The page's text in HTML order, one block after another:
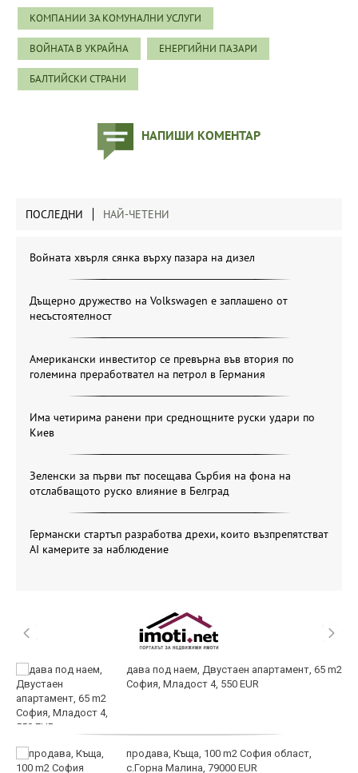
КОМПАНИИ ЗА КОМУНАЛНИ УСЛУГИ
ВОЙНАТА В УКРАЙНА ЕНЕРГИЙНИ ПАЗАРИ
БАЛТИЙСКИ СТРАНИ
НАПИШИ КОМЕНТАР
ПОСЛЕДНИ НАЙ-ЧЕТЕНИ
Войната хвърля сянка върху пазара на дизел
Дъщерно дружество на Volkswagen е заплашено от
несъстоятелност
Американски инвеститор се превърна във втория по
големина преработвател на петрол в Германия
Има четирима ранени при среднощните руски удари по
Киев
Зеленски за първи път посещава Сърбия на фона на
отслабващото руско влияние в Белград
Германски стартъп разработва дрехи, които възпрепятстват
AI камерите за наблюдение
дава под наем, Двустаен апартамент, 65 m2
София, Младост 4, 550 EUR
продава, Къща, 100 m2 София област,
с.Горна Малина, 79000 EUR